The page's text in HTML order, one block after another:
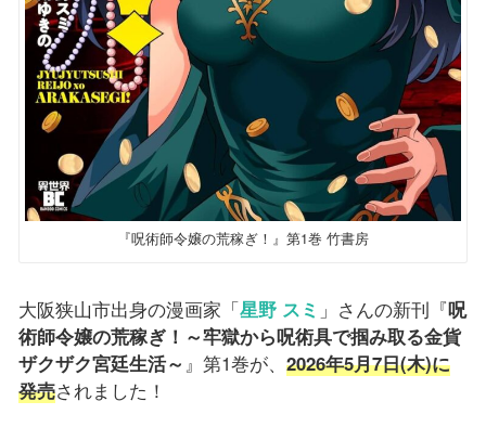
『呪術師令嬢の荒稼ぎ！』第1巻 竹書房
大阪狭山市出身の漫画家「星野 スミ 」さんの新刊『呪
術師令嬢の荒稼ぎ！～牢獄から呪術具で掴み取る金貨
ザクザク宮廷生活～ 』第1巻が、 2026年5月7日(木)に
発売されました！